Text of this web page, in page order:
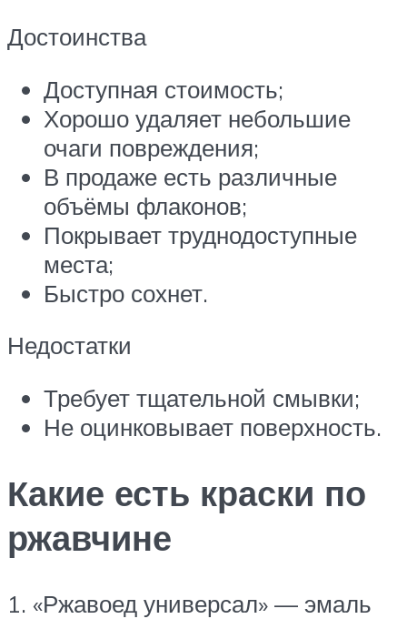
Достоинства
Доступная стоимость;
Хорошо удаляет небольшие
очаги повреждения;
В продаже есть различные
объёмы флаконов;
Покрывает труднодоступные
места;
Быстро сохнет.
Недостатки
Требует тщательной смывки;
Не оцинковывает поверхность.
Какие есть краски по
ржавчине
1. «Ржавоед универсал» — эмаль